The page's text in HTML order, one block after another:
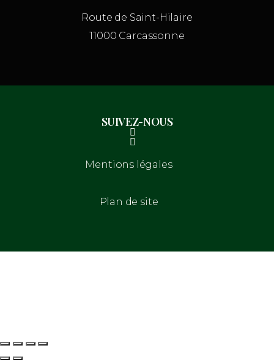
Route de Saint-Hilaire
11000 Carcassonne
SUIVEZ-NOUS
Mentions légales
Plan de site